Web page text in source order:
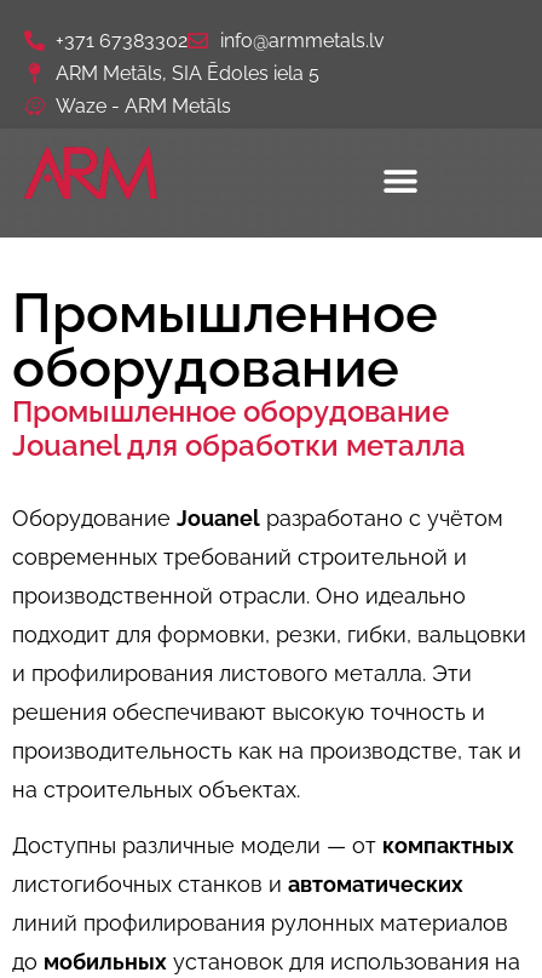
+371 67383302
info@armmetals.lv
ARM Metāls, SIA Ēdoles iela 5
Waze - ARM Metāls
Промышленное
оборудование
Промышленное оборудование
Jouanel для обработки металла
Оборудование Jouanel разработано с учётом
современных требований строительной и
производственной отрасли. Оно идеально
подходит для формовки, резки, гибки, вальцовки
и профилирования листового металла. Эти
решения обеспечивают высокую точность и
производительность как на производстве, так и
на строительных объектах.
Доступны различные модели — от компактных
листогибочных станков и автоматических
линий профилирования рулонных материалов
до мобильных установок для использования на